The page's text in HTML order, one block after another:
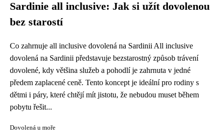
Sardinie all inclusive: Jak si užít dovolenou
bez starostí
Co zahrnuje all inclusive dovolená na Sardinii All inclusive
dovolená na Sardinii představuje bezstarostný způsob trávení
dovolené, kdy většina služeb a pohodlí je zahrnuta v jedné
předem zaplacené ceně. Tento koncept je ideální pro rodiny s
dětmi i páry, které chtějí mít jistotu, že nebudou muset během
pobytu řešit...
Dovolená u moře